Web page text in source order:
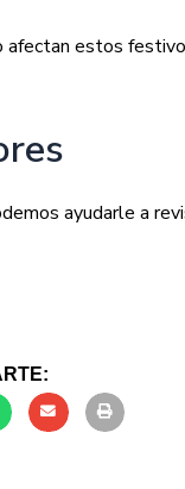
afectan estos
ayudarle a